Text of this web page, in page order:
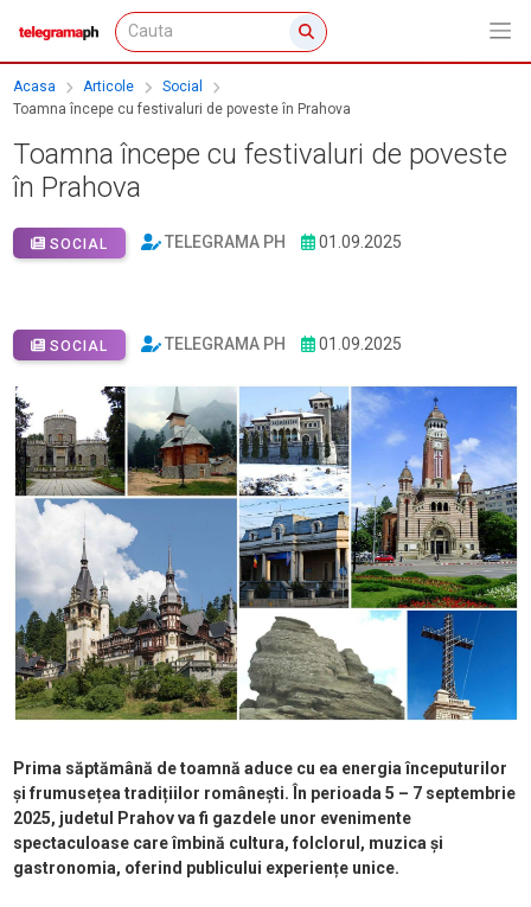
Acasa Articole
Social
Toamna începe cu festivaluri de poveste în Prahova
Toamna începe cu festivaluri de poveste
în Prahova
SOCIAL TELEGRAMA PH 01.09.2025
SOCIAL TELEGRAMA PH 01.09.2025
Prima săptămână de toamnă aduce cu ea energia începuturilor
și frumusețea tradițiilor românești. În perioada 5 – 7 septembrie
2025, judetul Prahov va fi gazdele unor evenimente
spectaculoase care îmbină cultura, folclorul, muzica și
gastronomia, oferind publicului experiențe unice.